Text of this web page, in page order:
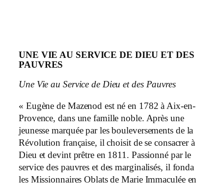
UNE VIE AU SERVICE DE DIEU ET DES
PAUVRES
Une Vie au Service de Dieu et des Pauvres
« Eugène de Mazenod est né en 1782 à Aix-en-
Provence, dans une famille noble. Après une
jeunesse marquée par les bouleversements de la
Révolution française, il choisit de se consacrer à
Dieu et devint prêtre en 1811. Passionné par le
service des pauvres et des marginalisés, il fonda
les Missionnaires Oblats de Marie Immaculée en